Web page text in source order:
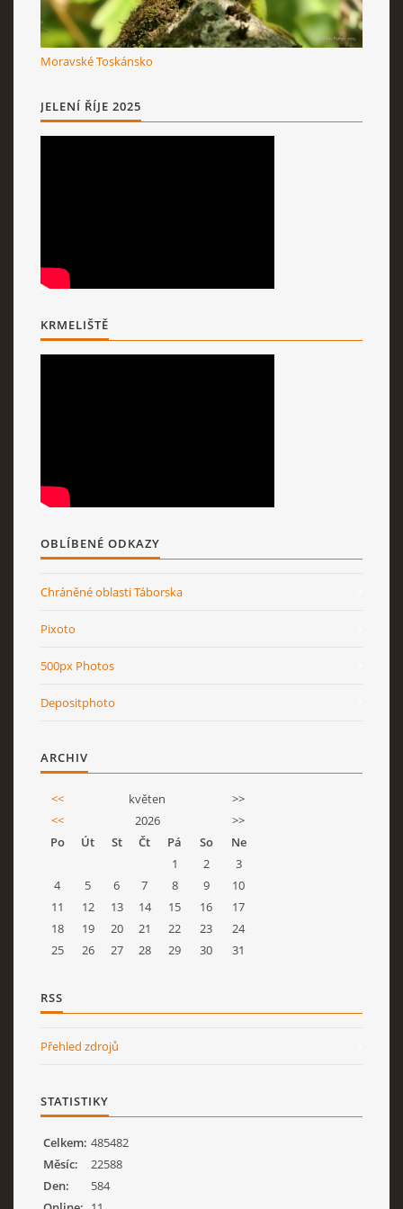
Moravské Toskánsko
JELENÍ ŘÍJE 2025
KRMELIŠTĚ
OBLÍBENÉ ODKAZY
Chráněné oblasti Táborska
Pixoto
500px Photos
Depositphoto
ARCHIV
<< květen
>>
<<
2026
>>
Po
Út St Čt Pá So
Ne
1
2
3
4
5 6 7 8 9
10
11
12 13 14 15 16
17
18
19 20 21 22 23
24
25
26 27 28 29 30 31
RSS
Přehled zdrojů
STATISTIKY
Celkem: 485482
Měsíc:
22588
Den:
584